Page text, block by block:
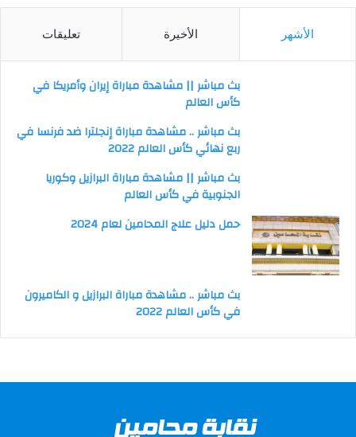
الأشهر الأخيرة تعليقات
بث مباشر || مشاهدة مباراة إيران وأمريكا في
كأس العالم
بث مباشر .. مشاهدة مباراة إنجلترا ضد فرنسا في
ربع نهائي كأس العالم 2022
بث مباشر || مشاهدة مباراة البرازيل وكوريا
الجنوبية في كأس العالم
حمل دليل علاج المحامين لعام 2024
بث مباشر .. مشاهدة مباراة البرازيل و الكاميرون
في كأس العالم 2022